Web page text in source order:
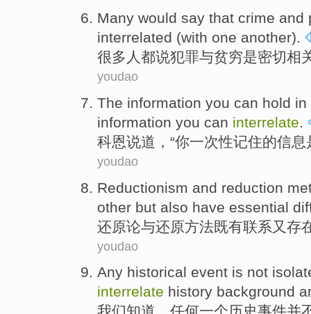
Many would say that crime and
interrelated (with one another).
很多人 都说犯罪与贫穷是密切相
youdao
The information you can hold in
information you can interrelate.
科恩说道，“你一次性记住的信息
youdao
Reductionism and reduction
other but also have essential
还原论与还原方法既有联系又 存
youdao
Any historical event is not
interrelate history background